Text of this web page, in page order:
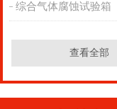
综合气体腐蚀试验箱
查看全部